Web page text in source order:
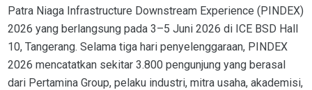
Patra Niaga Infrastructure Downstream Experience (PINDEX)
2026 yang berlangsung pada 3–5 Juni 2026 di ICE BSD Hall
10, Tangerang. Selama tiga hari penyelenggaraan, PINDEX
2026 mencatatkan sekitar 3.800 pengunjung yang berasal
dari Pertamina Group, pelaku industri, mitra usaha, akademisi,